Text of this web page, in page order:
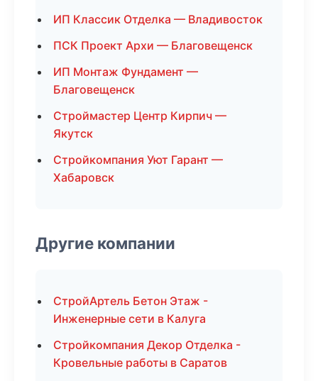
ИП Классик Отделка — Владивосток
ПСК Проект Архи — Благовещенск
ИП Монтаж Фундамент —
Благовещенск
Строймастер Центр Кирпич —
Якутск
Стройкомпания Уют Гарант —
Хабаровск
Другие компании
СтройАртель Бетон Этаж -
Инженерные сети в Калуга
Стройкомпания Декор Отделка -
Кровельные работы в Саратов